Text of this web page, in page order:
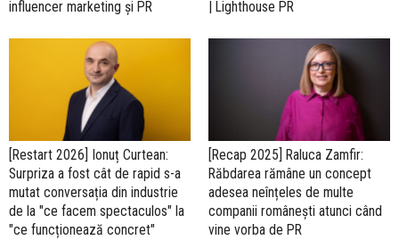
influencer marketing și PR | Lighthouse PR
[Restart 2026] Ionuț Curtean:
Surpriza a fost cât de rapid s-a
mutat conversația din industrie
de la "ce facem spectaculos" la
"ce funcționează concret"
[Recap 2025] Raluca Zamfir:
Răbdarea rămâne un concept
adesea neînțeles de multe
companii românești atunci când
vine vorba de PR